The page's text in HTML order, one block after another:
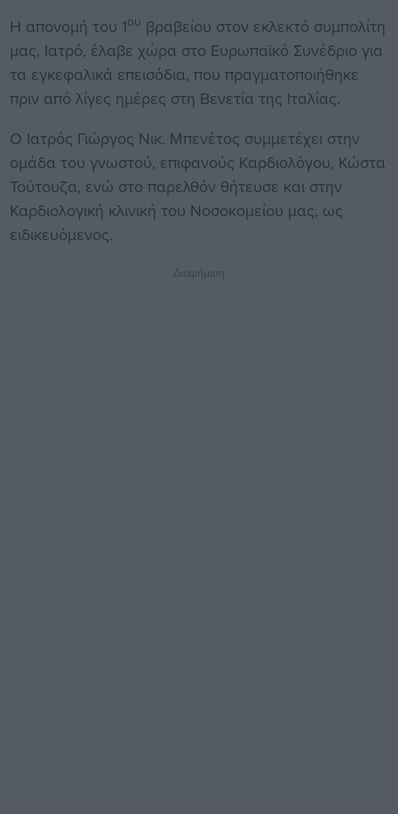
Η απονομή του 1ου βραβείου στον εκλεκτό συμπολίτη
μας, Ιατρό, έλαβε χώρα στο Ευρωπαϊκό Συνέδριο για
τα εγκεφαλικά επεισόδια, που πραγματοποιήθηκε
πριν από λίγες ημέρες στη Βενετία της Ιταλίας.
Ο Ιατρός Γιώργος Νικ. Μπενέτος συμμετέχει στην
ομάδα του γνωστού, επιφανούς Καρδιολόγου, Κώστα
Τούτουζα, ενώ στο παρελθόν θήτευσε και στην
Καρδιολογική κλινική του Νοσοκομείου μας, ως
ειδικευόμενος.
Διαφήμιση